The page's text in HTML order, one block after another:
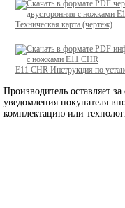
Техническая карта (чертёж)
E11 CHR Инструкция по
Производитель оставляет
уведомления покупателя
комплектацию или